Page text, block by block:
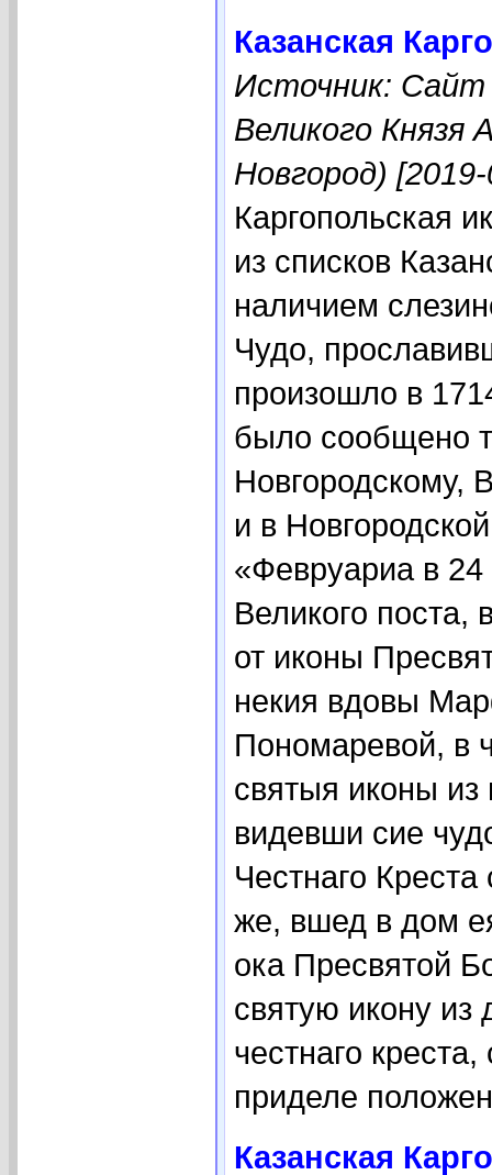
Казанская
Источник: Сайт
Великого Князя
Новгород)
Каргопольская
из списков
наличием
Чудо,
произошло в
было сообщено
Новгородскому,
и в
«Февруариа в 24
Великого поста,
от иконы
некия вдовы
Пономаревой, в
святыя иконы из
видевши сие
Честнаго
же, вшед в дом
ока Пресвятой
святую икону из
честнаго
приделе
Казанская